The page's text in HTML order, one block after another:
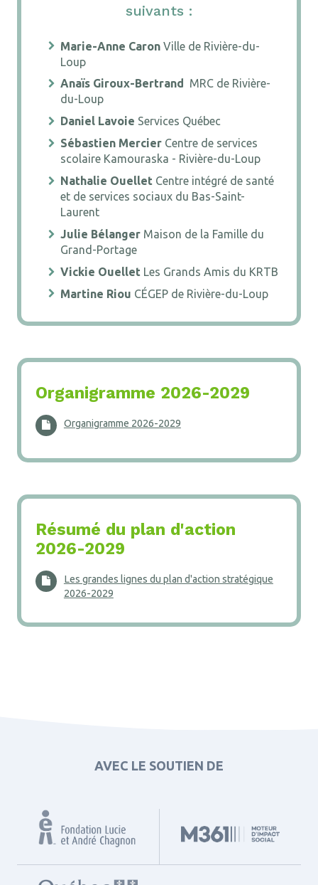
suivants :
Marie-Anne Caron Ville de Rivière-du-
Loup
Anaïs Giroux-Bertrand MRC de Rivière-
du-Loup
Daniel Lavoie Services Québec
Sébastien Mercier Centre de services
scolaire Kamouraska - Rivière-du-Loup
Nathalie Ouellet Centre intégré de santé
et de services sociaux du Bas-Saint-
Laurent
Julie BélangerMaison de la Famille du
Grand-Portage
Vickie OuelletLes Grands Amis du KRTB
Martine Riou CÉGEP de Rivière-du-Loup
Organigramme 2026-2029
Organigramme 2026-2029
Résumé du plan d'action
2026-2029
Les grandes lignes du plan d'action stratégique
2026-2029
AVEC LE SOUTIEN DE